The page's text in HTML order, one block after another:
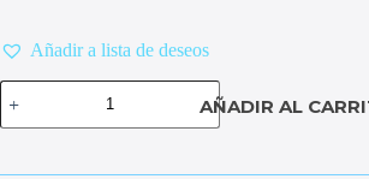
Añadir a lista de deseos
Gorra
casual
cantidad
AÑADIR AL